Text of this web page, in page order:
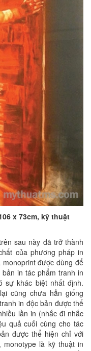
x 73cm, kỹ thuật
sau này đã trở thành
của phương pháp in
được dùng để
in tác phẩm tranh in
sự khác biệt nhất định.
cũng chưa hẳn giống
in độc bản được thể
lần in (nhắc đi nhắc
quả cuối cùng cho tác
được thể hiện chỉ với
là kỹ thuật in